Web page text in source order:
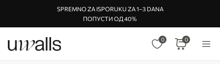
SPREMNO ZA ISPORUKU ZA 1–3 DANA
ПОПУСТИ ОД 40%
0 0